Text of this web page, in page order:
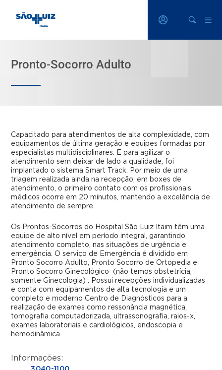
Pronto-Socorro Adulto
Capacitado para atendimentos de alta complexidade, com
equipamentos de última geração e equipes formadas por
especialistas multidisciplinares. E para agilizar o
atendimento sem deixar de lado a qualidade, foi
implantado o sistema Smart Track. Por meio de uma
triagem realizada ainda na recepção, em boxes de
atendimento, o primeiro contato com os profissionais
médicos ocorre em 20 minutos, mantendo a excelência de
atendimento de sempre.
Os Prontos-Socorros do Hospital São Luiz Itaim têm uma
equipe de alto nível em período integral, garantindo
atendimento completo, nas situações de urgência e
emergência. O serviço de Emergência é dividido em
Pronto Socorro Adulto, Pronto Socorro de Ortopedia e
Pronto Socorro Ginecológico (não temos obstetrícia,
somente Ginecologia) . Possui recepções individualizadas
e conta com equipamentos de alta tecnologia e um
completo e moderno Centro de Diagnósticos para a
realização de exames como ressonância magnética,
tomografia computadorizada, ultrassonografia, raios-x,
exames laboratoriais e cardiológicos, endoscopia e
hemodinâmica.
Informações: